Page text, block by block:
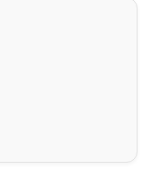
Münster:
Schulen,